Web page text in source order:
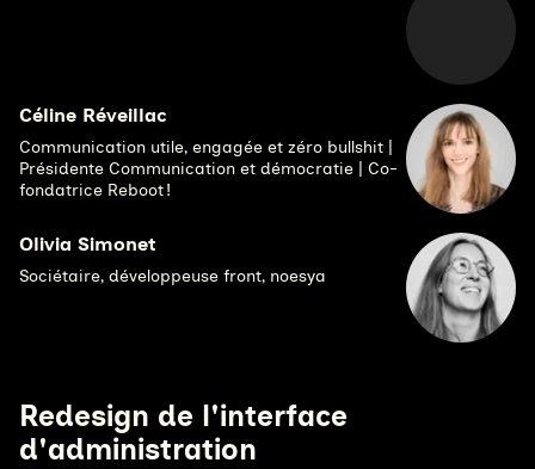
Céline Réveillac
Communication utile, engagée et zéro bullshit |
Présidente Communication et démocratie | Co-
fondatrice Reboot !
Olivia Simonet
Sociétaire, développeuse front, noesya
Redesign de l'interface
d'administration